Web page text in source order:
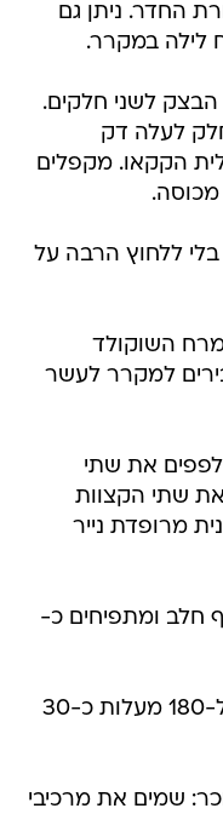
החדר. ניתן גם
לילה במקרר.
לשני חלקים.
לעלה דק
הקקאו. מקפלים
ללחוץ הרבה על
השוקולד
למקרר לעשר
את שתי
שתי הקצוות
מרופדת נייר
חלב ומתפיחים כ-
8. אופים בתנור שחומם מראש ל-180 מעלות כ-30
שמים את מרכיבי